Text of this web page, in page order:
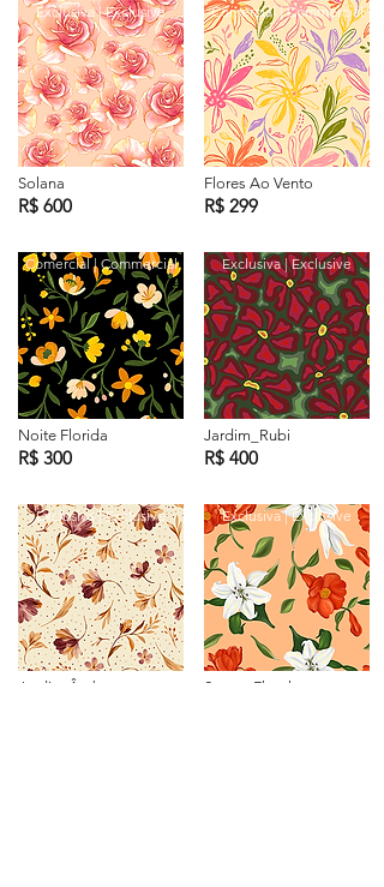
Exclusiva | Exclusive
Solana
R$ 600
Comercial | Commercial
Noite Florida
R$ 300
Exclusiva | Exclusive
Jardim Âmbar
Comercial | Commercial
Flores Ao Vento
R$ 299
Exclusiva | Exclusive
Jardim_Rubi
R$ 400
Exclusiva | Exclusive
Sunset Floral